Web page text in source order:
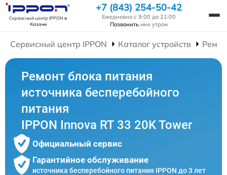
Сервисный центр IPPON в
Казани
+7 (843) 254-50-42
Ежедневно с 9:00 до 21:00
Позвонить мне утром
Сервисный центр IPPON Каталог устройств
Ремонт блока питания
источника бесперебойного
питания
IPPON Innova RT 33 20K Tower
Официальный сервис
Гарантийное обслуживание
источника бесперебойного питания IPPON до 3 лет